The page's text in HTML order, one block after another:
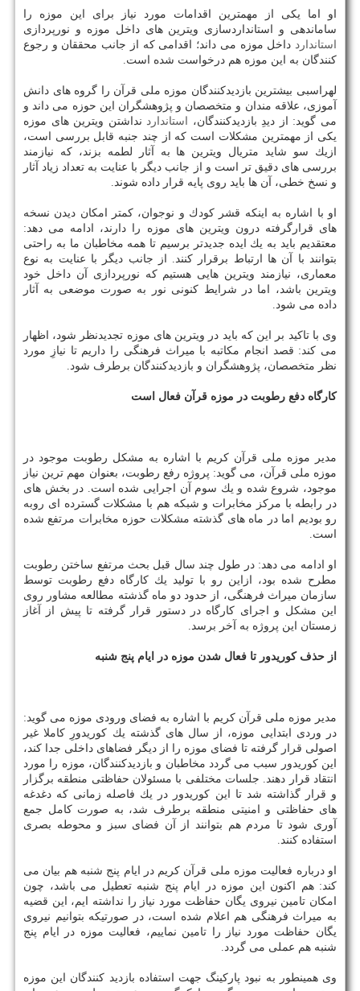
او اما یكی از مهمترین اقدامات مورد نیاز برای این موزه را
ساماندهی و استانداردسازی ویترین های داخل موزه و نورپردازی
استاندارد داخل موزه می داند؛ اقدامی كه از جانب محققان و رجوع
كنندگان به این موزه هم درخواست شده است.
لهراسبی بیشترین بازدیدكنندگان موزه ملی قرآن را گروه های دانش
آموزی، علاقه مندان و متخصصان و پژوهشگران این حوزه می داند و
می گوید: از دیدِ بازدیدكنندگان، استاندارد نداشتن ویترین های موزه
یكی از مهمترین مشكلات است كه از چند جنبه قابل بررسی است،
ازیك سو شاید متریال ویترین ها به آثار لطمه بزند، كه نیازمند
بررسی های دقیق تر است و از جانب دیگر با عنایت به تعداد زیاد آثار
و نسخ خطی، آن ها باید روی پایه قرار داده شوند.
او با اشاره به اینكه قشر كودك و نوجوان، كمتر امكان دیدن نسخه
های قرارگرفته درون ویترین های موزه را دارند، ادامه می دهد:
معتقدیم باید به یك ایده جدیدتر برسیم تا همه مخاطبان ما به راحتی
بتوانند با آن ها ارتباط برقرار كنند. از جانب دیگر با عنایت به نوع
معماری، نیازمند ویترین هایی هستیم كه نورپردازی آن داخل خود
ویترین باشد، اما در شرایط كنونی نور به صورت موضعی به آثار
داده می شود.
وی با تاكید بر این كه باید در ویترین های موزه تجدیدنظر شود، اظهار
می كند: قصد انجام مكاتبه با میراث فرهنگی را داریم تا نیازِ مورد
نظر متخصصان، پژوهشگران و بازدیدكنندگان برطرف شود.
كارگاه دفع رطوبت در موزه قرآن فعال است
مدیر موزه ملی قرآن كریم با اشاره به مشكل رطوبت موجود در
موزه ملی قرآن، می گوید: پروژه رفع رطوبت، بعنوان مهم ترین نیاز
موجود، شروع شده و یك سوم آن اجرایی شده است. در بخش های
در رابطه با مركز مخابرات و شبكه هم با مشكلات گسترده ای روبه
رو بودیم اما در ماه های گذشته مشكلات حوزه مخابرات مرتفع شده
است.
او ادامه می دهد: در طول چند سال قبل بحث مرتفع ساختن رطوبت
مطرح شده بود، ازاین رو با تولید یك كارگاه دفع رطوبت توسط
سازمان میراث فرهنگی، از حدود دو ماه گذشته مطالعه مشاور روی
این مشكل و اجرای كارگاه در دستور قرار گرفته تا پیش از آغاز
زمستان این پروژه به آخر برسد.
از حذف كوریدور تا فعال شدن موزه در ایام پنج شنبه
مدیر موزه ملی قرآن كریم با اشاره به فضای ورودی موزه می گوید:
در وردی ابتدایی موزه، از سال های گذشته یك كوریدورِ كاملا غیر
اصولی قرار گرفته تا فضای موزه را از دیگر فضاهای داخلی جدا كند،
این كوریدور سبب می گردد مخاطبان و بازدیدكنندگان، موزه را مورد
انتقاد قرار دهند. جلسات مختلفی با مسئولان حفاظتی منطقه برگزار
و قرار گذاشته شد تا این كوریدور در یك فاصله زمانی كه دغدغه
های حفاظتی و امنیتی منطقه برطرف شد، به صورت كامل جمع
آوری شود تا مردم هم بتوانند از آن فضای سبز و محوطه بصری
استفاده كنند.
او درباره فعالیت موزه ملی قرآن كریم در ایام پنج شنبه هم بیان می
كند: هم اكنون این موزه در ایام پنج شنبه تعطیل می باشد، چون
امكان تامین نیروی یگان حفاظت مورد نیاز را نداشته ایم، این قضیه
به میراث فرهنگی هم اعلام شده است، در صورتیكه بتوانیم نیروی
یگان حفاظت مورد نیاز را تامین نماییم، فعالیت موزه در ایام پنج
شنبه هم عملی می گردد.
وی همینطور به نبود پاركینگ جهت استفاده بازدید كنندگان این موزه